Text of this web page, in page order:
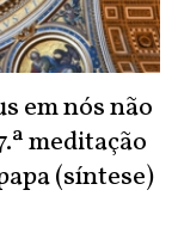
em nós não
meditação
(síntese)